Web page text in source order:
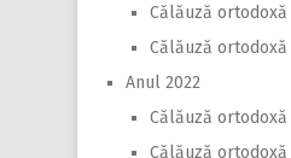
Călăuză ortodoxă
Călăuză ortodoxă
Anul 2022
Călăuză
Călăuză